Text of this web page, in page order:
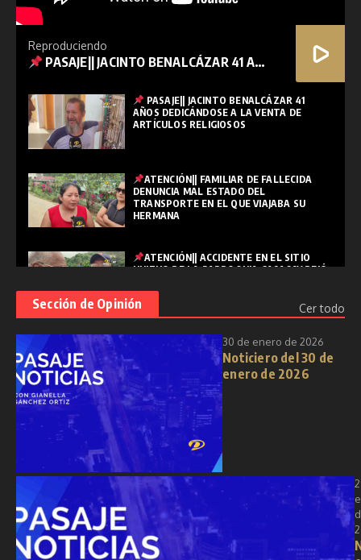
Reproduciendo
PASAJE|| JACINTO BENALCÁZAR 41 AÑOS DEDICÁNDOSE A LA VENTA DE ARTÍCULOS RELIGIOSOS
PASAJE|| JACINTO BENALCÁZAR 41
AÑOS DEDICÁNDOSE A LA VENTA DE
ARTÍCULOS RELIGIOSOS
ATENCIÓN|| FAMILIAR DE FALLECIDA
DENUNCIA MAL ESTADO DEL
TRANSPORTE EN EL QUE VIAJABA SU
HERMANA
ATENCIÓN|| ACCIDENTE EN EL SITIO
HUIZHO DE LA PARROQUIA CASACAY DEJÓ
PASAJE|| "SEMANA SANTA: REFLEXIÓN,
RENOVACIÓN Y ESPIRITUALIDAD EN
TIEMPOS MODERNOS"
Sección de Opinión Cer todo
30 de enero de 2026
Noticiero del 30 de
enero de 2026